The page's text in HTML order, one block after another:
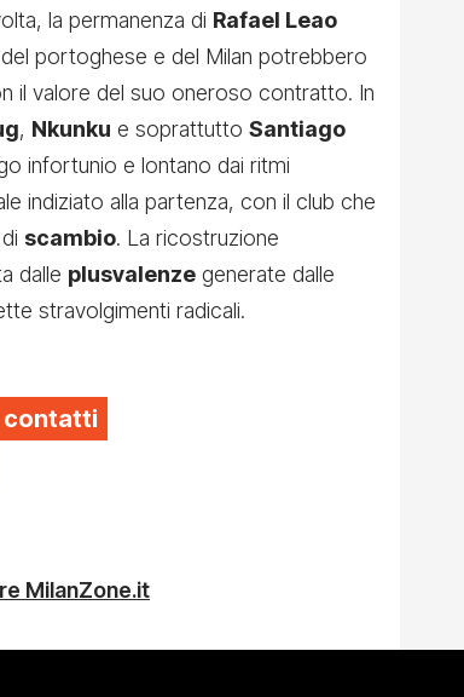
la permanenza di Rafael Leao
portoghese e del Milan potrebbero
il valore del suo oneroso contratto. In
, Nkunku e soprattutto Santiago
infortunio e lontano dai ritmi
indiziato alla partenza, con il club che
scambio. La ricostruzione
dalle plusvalenze generate dalle
stravolgimenti radicali.
contatti
MilanZone.it